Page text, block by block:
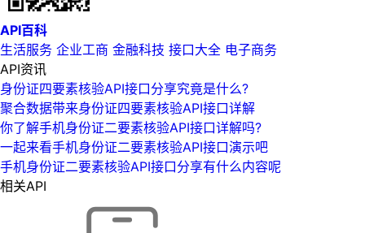
API百科
生活服务 企业工商 金融科技 接口大全 电子商务
API资讯
身份证四要素核验API接口分享究竟是什么?
聚合数据带来身份证四要素核验API接口详解
你了解手机身份证二要素核验API接口详解吗?
一起来看手机身份证二要素核验API接口演示吧
手机身份证二要素核验API接口分享有什么内容呢
相关API